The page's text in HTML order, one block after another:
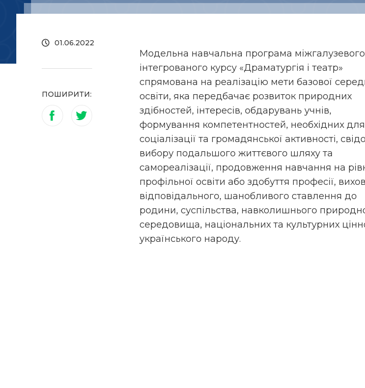
01.06.2022
ПОШИРИТИ:
Модельна навчальна програма міжгалузевого
інтегрованого курсу «Драматургія і театр»
спрямована на реалізацію мети базової
освіти, яка передбачає розвиток природних
здібностей, інтересів, обдарувань учнів,
формування компетентностей, необхідних для
соціалізації та громадянської активності,
вибору подальшого життєвого шляху та
самореалізації, продовження навчання на
профільної освіти або здобуття професії,
відповідального, шанобливого ставлення до
родини, суспільства, навколишнього
середовища, національних та культурних
українського народу.